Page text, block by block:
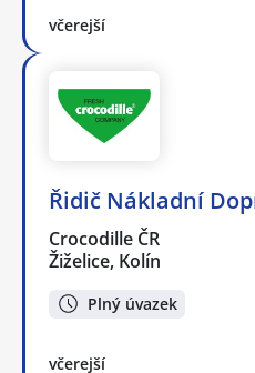
včerejší
Řidič Nákladní
Crocodille ČR
Žiželice, Kolín
Plný úvazek
včerejší